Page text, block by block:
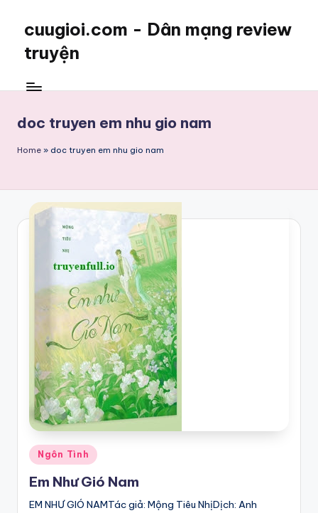
cuugioi.com - Dân mạng review
truyện
doc truyen em nhu gio nam
Home » doc truyen em nhu gio nam
Posted
in
Ngôn Tình
Em Như Gió Nam
EM NHƯ GIÓ NAMTác giả: Mộng Tiêu NhịDịch: Anh